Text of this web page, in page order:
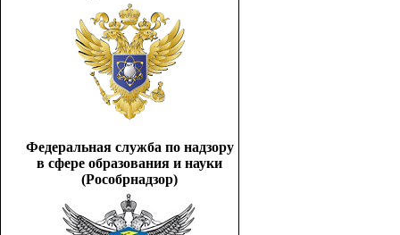
Федеральная служба по надзору
в сфере образования и науки
(Рособрнадзор)